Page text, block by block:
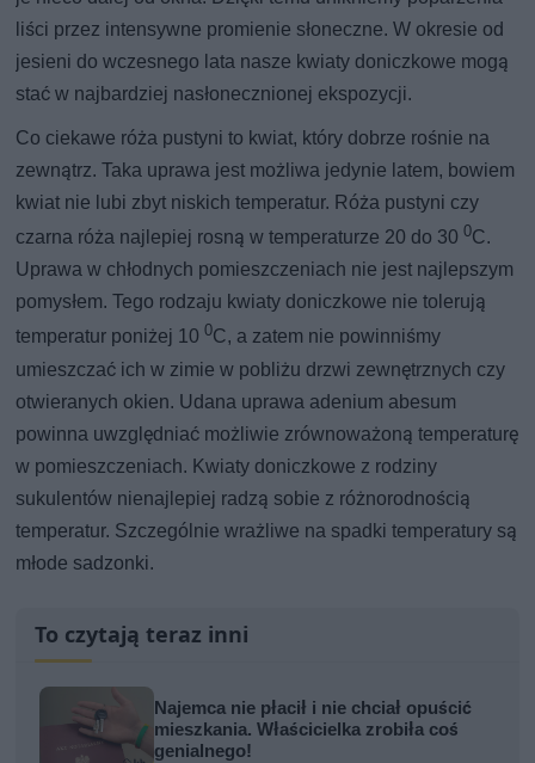
liści przez intensywne promienie słoneczne. W okresie od
jesieni do wczesnego lata nasze kwiaty doniczkowe mogą
stać w najbardziej nasłonecznionej ekspozycji.
Co ciekawe róża pustyni to kwiat, który dobrze rośnie na
zewnątrz. Taka uprawa jest możliwa jedynie latem, bowiem
kwiat nie lubi zbyt niskich temperatur. Róża pustyni czy
czarna róża najlepiej rosną w temperaturze 20 do 300C.
Uprawa w chłodnych pomieszczeniach nie jest najlepszym
pomysłem. Tego rodzaju kwiaty doniczkowe nie tolerują
temperatur poniżej 100C, a zatem nie powinniśmy
umieszczać ich w zimie w pobliżu drzwi zewnętrznych czy
otwieranych okien. Udana uprawa adenium abesum
powinna uwzględniać możliwie zrównoważoną temperaturę
w pomieszczeniach. Kwiaty doniczkowe z rodziny
sukulentów nienajlepiej radzą sobie z różnorodnością
temperatur. Szczególnie wrażliwe na spadki temperatury są
młode sadzonki.
To czytają teraz inni
Najemca nie płacił i nie chciał opuścić
mieszkania. Właścicielka zrobiła coś
genialnego!